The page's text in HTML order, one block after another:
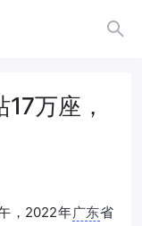
万座，
，2022年广东省